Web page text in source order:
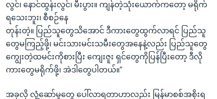
လွင်၊ နောင်ထွန်းလွင်၊ မီးပွား။ ကျန်တဲ့သုံးယောက်ကတော့ မရိုက်
ရသေးဘူး၊ စီစဉ်နေ
တုန်းတဲ့။ ပြည်သူတွေသိအောင် ဒီကားတွေထွက်လာရင် ပြည်သူ
တွေမကြည့်ဖို့၊ မင်းသားမင်းသမီးတွေအနေနဲ့လည်း ပြည်သူတွေ
ကျွေးတဲ့ထမင်းကိုစားပြီး ကျေးဇူး ရှင်တွေကိုပြန်ပြီးတော့ ဒီလို
ကားတွေမရိုက်ဖို့၊ အဲဒါတွေပါတယ်။”
အခုလို လှုံ့ဆော်မှုတွေ ပေါ်လာရတာဟာလည်း မြန်မာစစ်အစိုးရ